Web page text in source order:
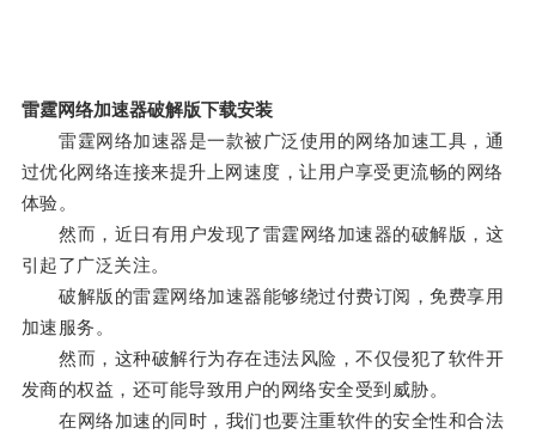
雷霆网络加速器破解版下载安装
雷霆网络加速器是一款被广泛使用的网络加速工具，通
过优化网络连接来提升上网速度，让用户享受更流畅的网络
体验。
然而，近日有用户发现了雷霆网络加速器的破解版，这
引起了广泛关注。
破解版的雷霆网络加速器能够绕过付费订阅，免费享用
加速服务。
然而，这种破解行为存在违法风险，不仅侵犯了软件开
发商的权益，还可能导致用户的网络安全受到威胁。
在网络加速的同时，我们也要注重软件的安全性和合法